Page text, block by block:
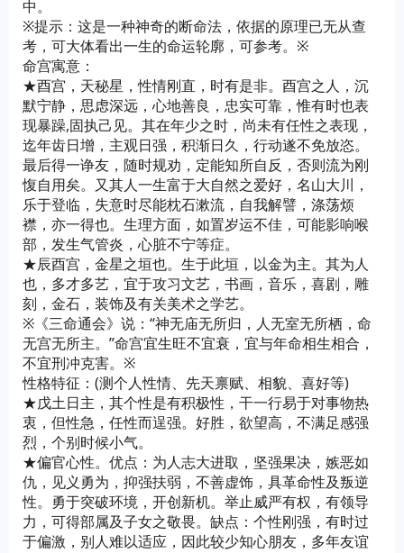
中。
※提示：这是一种神奇的断命法，依据的原理已无从查
考，可大体看出一生的命运轮廓，可参考。※
命宫寓意：
★酉宫，天秘星，性情刚直，时有是非。酉宫之人，沉
默宁静，思虑深远，心地善良，忠实可靠，惟有时也表
现暴躁,固执己见。其在年少之时，尚未有任性之表现，
迄年齿日增，主观日强，积渐日久，行动遂不免放恣。
最后得一诤友，随时规劝，定能知所自反，否则流为刚
愎自用矣。又其人一生富于大自然之爱好，名山大川，
乐于登临，失意时尽能枕石漱流，自我解譬，涤荡烦
襟，亦一得也。生理方面，如置岁运不佳，可能影响喉
部，发生气管炎，心脏不宁等症。
★辰酉宫，金星之垣也。生于此垣，以金为主。其为人
也，多才多艺，宜于攻习文艺，书画，音乐，喜剧，雕
刻，金石，装饰及有关美术之学艺。
※《三命通会》说：“神无庙无所归，人无室无所栖，命
无宫无所主。”命宫宜生旺不宜衰，宜与年命相生相合，
不宜刑冲克害。※
性格特征：(测个人性情、先天禀赋、相貌、喜好等)
★戊土日主，其个性是有积极性，干一行易于对事物热
衷，但性急，任性而逞强。好胜，欲望高，不满足感强
烈，个别时候小气。
★偏官心性。优点：为人志大进取，坚强果决，嫉恶如
仇，见义勇为，抑强扶弱，不善虚饰，具革命性及叛逆
性。勇于突破环境，开创新机。举止威严有权，有领导
力，可得部属及子女之敬畏。缺点：个性刚强，有时过
于偏激，别人难以适应，因此较少知心朋友，多年友谊